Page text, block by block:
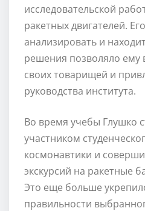
исследовательской
ракетных двигателей.
анализировать и
решения позволяло ему
своих товарищей и
руководства института.
Во время учебы Глушко
участником
космонавтики и
экскурсий на ракетные
Это еще больше
правильности